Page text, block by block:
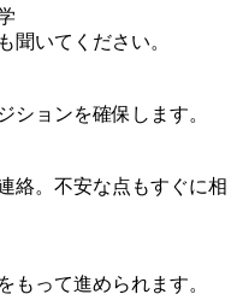
聞いてください。
ションを確保します。
絡。不安な点もすぐに相
もって進められます。